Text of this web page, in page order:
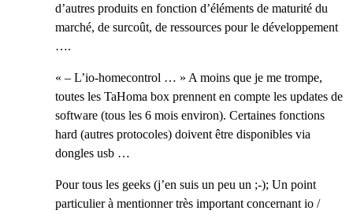
d’autres produits en fonction d’éléments de maturité du
marché, de surcoût, de ressources pour le développement
….
« – L’io-homecontrol … » A moins que je me trompe,
toutes les TaHoma box prennent en compte les updates de
software (tous les 6 mois environ). Certaines fonctions
hard (autres protocoles) doivent être disponibles via
dongles usb …
Pour tous les geeks (j’en suis un peu un ;-); Un point
particulier à mentionner très important concernant io /